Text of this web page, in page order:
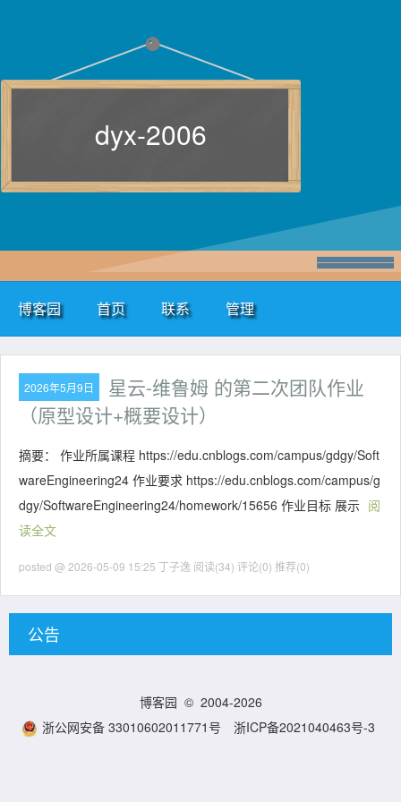
dyx-2006
博客园 首页 联系 管理
2026年5月9日
星云-维鲁姆 的第二次团队作业
（原型设计+概要设计）
摘要： 作业所属课程 https://edu.cnblogs.com/campus/gdgy/Soft
wareEngineering24 作业要求 https://edu.cnblogs.com/campus/g
dgy/SoftwareEngineering24/homework/15656 作业目标 展示 阅
读全文
posted @ 2026-05-09 15:25 丁子逸 阅读(34) 评论(0) 推荐(0)
公告
博客园 © 2004-2026
浙公网安备 33010602011771号
浙ICP备2021040463号-3